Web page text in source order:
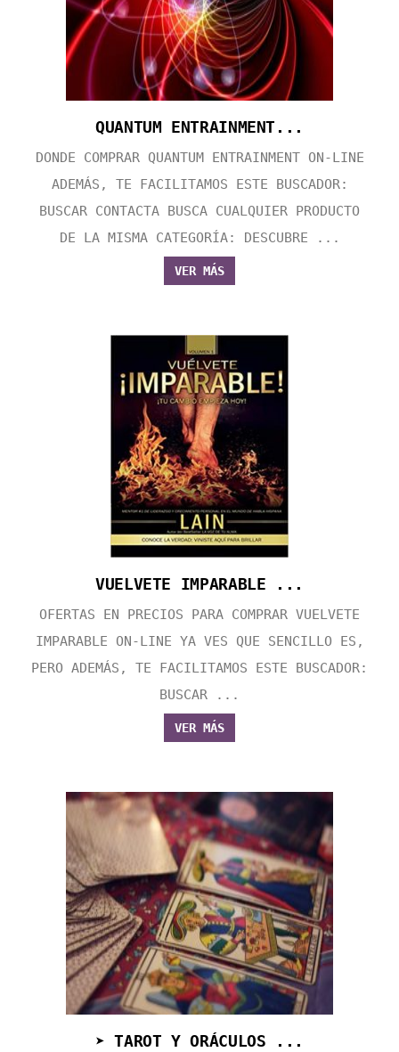
QUANTUM ENTRAINMENT...
DONDE COMPRAR QUANTUM ENTRAINMENT ON-LINE
ADEMÁS, TE FACILITAMOS ESTE BUSCADOR:
BUSCAR CONTACTA BUSCA CUALQUIER PRODUCTO
DE LA MISMA CATEGORÍA: DESCUBRE ...
VER MÁS
VUELVETE IMPARABLE ...
OFERTAS EN PRECIOS PARA COMPRAR VUELVETE
IMPARABLE ON-LINE YA VES QUE SENCILLO ES,
PERO ADEMÁS, TE FACILITAMOS ESTE BUSCADOR:
BUSCAR ...
VER MÁS
➤ TAROT Y ORÁCULOS ...